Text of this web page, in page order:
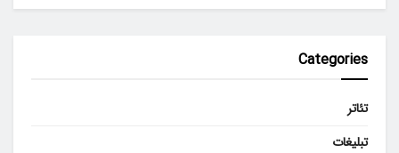
Categories
تئاتر
تبلیغات